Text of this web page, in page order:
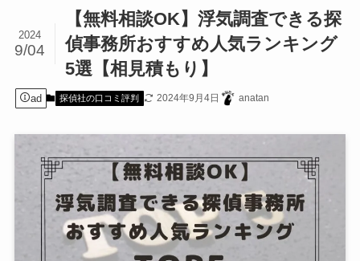
【無料相談OK】浮気調査できる探
偵事務所おすすめ人気ランキング
5選【相見積もり】
2024
9/04
ad 探偵社の口コミ評判 2024年9月4日 anatan